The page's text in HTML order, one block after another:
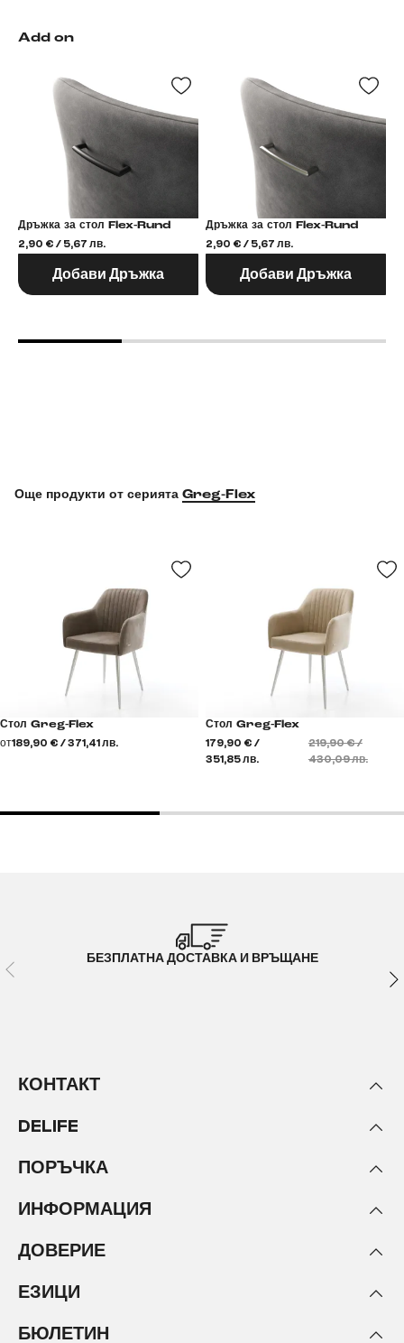
Add on
Дръжка за стол Flex-Rund
2,90 € / 5,67 лв.
Добави Дръжка
Дръжка за стол Flex-Rund
2,90 € / 5,67 лв.
Добави Дръжка
Още продукти от серията Greg-Flex
Стол Greg-Flex
от189,90 € / 371,41 лв.
Стол Greg-Flex
179,90 € /
351,85 лв.
219,90 € /
430,09 лв.
БЕЗПЛАТНА ДОСТАВКА И ВРЪЩАНЕ
КОНТАКТ
DELIFE
ПОРЪЧКА
ИНФОРМАЦИЯ
ДОВЕРИЕ
ЕЗИЦИ
БЮЛЕТИН